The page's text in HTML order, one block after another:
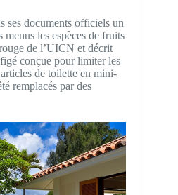
ses documents officiels un
menus les espèces de fruits
de l’UICN et décrit
conçue pour limiter les
de toilette en mini-
remplacés par des